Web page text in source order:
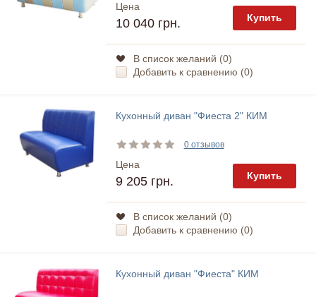
Цена
10 040 грн. Купить
В список желаний (0)
Добавить к сравнению (0)
Кухонный диван "Фиеста 2" КИМ
0 отзывов
Цена
9 205 грн. Купить
В список желаний (0)
Добавить к сравнению (0)
Кухонный диван "Фиеста" КИМ